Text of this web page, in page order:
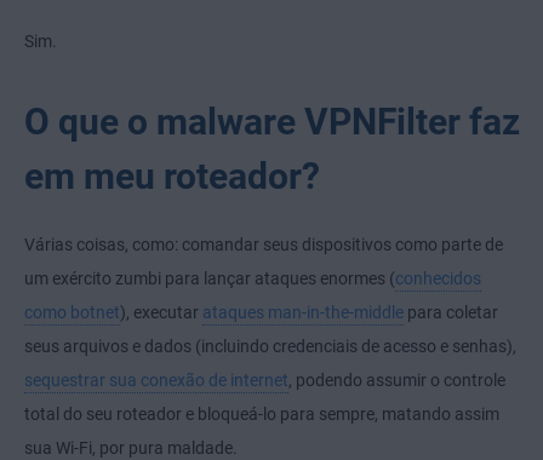
Sim.
O que o malware VPNFilter faz
em meu roteador?
Várias coisas, como: comandar seus dispositivos como parte de
um exército zumbi para lançar ataques enormes (conhecidos
como botnet), executar ataques man-in-the-middle para coletar
seus arquivos e dados (incluindo credenciais de acesso e senhas),
sequestrar sua conexão de internet, podendo assumir o controle
total do seu roteador e bloqueá-lo para sempre, matando assim
sua Wi-Fi, por pura maldade.